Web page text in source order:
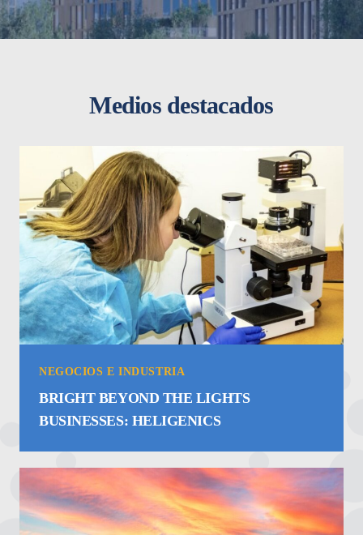
Medios destacados
NEGOCIOS E INDUSTRIA
BRIGHT BEYOND THE LIGHTS
BUSINESSES: HELIGENICS